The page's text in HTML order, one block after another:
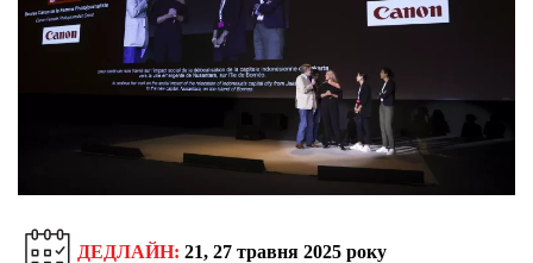
ДЕДЛАЙН: 21, 27 травня 2025 року